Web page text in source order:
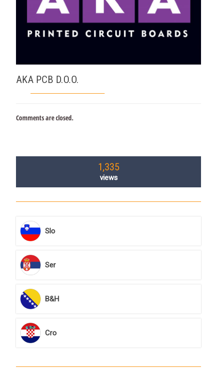
AKA PCB D.O.O.
Comments are closed.
1,335
views
Slo
Ser
B&H
Cro